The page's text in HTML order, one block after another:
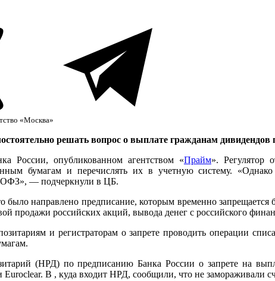
«Москва»
решать вопрос о выплате гражданам
России, опубликованном агентством «Прайм». Регулятор
бумагам и перечислять их в учетную систему.
ОФЗ», — подчеркнули в ЦБ.
было направлено предписание, которым временно
продажи российских акций, вывода денег с российского
и регистраторам о запрете проводить операции
(НРД) по предписанию Банка России о запрете на
Euroclear. В , куда входит НРД, сообщили, что не замораживали